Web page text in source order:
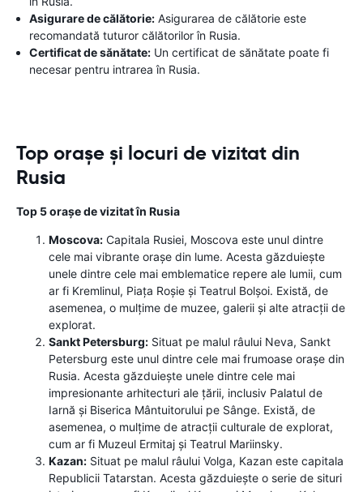
Asigurare de călătorie: Asigurarea de călătorie este
recomandată tuturor călătorilor în Rusia.
Certificat de sănătate: Un certificat de sănătate poate fi
necesar pentru intrarea în Rusia.
Top orașe și locuri de vizitat din
Rusia
Top 5 orașe de vizitat în Rusia
Moscova: Capitala Rusiei, Moscova este unul dintre
cele mai vibrante orașe din lume. Acesta găzduiește
unele dintre cele mai emblematice repere ale lumii, cum
ar fi Kremlinul, Piața Roșie și Teatrul Bolșoi. Există, de
asemenea, o mulțime de muzee, galerii și alte atracții de
explorat.
Sankt Petersburg: Situat pe malul râului Neva, Sankt
Petersburg este unul dintre cele mai frumoase orașe din
Rusia. Acesta găzduiește unele dintre cele mai
impresionante arhitecturi ale țării, inclusiv Palatul de
Iarnă și Biserica Mântuitorului pe Sânge. Există, de
asemenea, o mulțime de atracții culturale de explorat,
cum ar fi Muzeul Ermitaj și Teatrul Mariinsky.
Kazan: Situat pe malul râului Volga, Kazan este capitala
Republicii Tatarstan. Acesta găzduiește o serie de situri